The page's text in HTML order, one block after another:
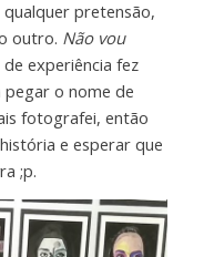
pretensão,
outro. Não vou
experiência fez
pegar o nome de
fotografei, então
e esperar que
;p.